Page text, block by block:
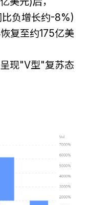
负增长约-8%)
复至约175亿美
现"V型"复苏态